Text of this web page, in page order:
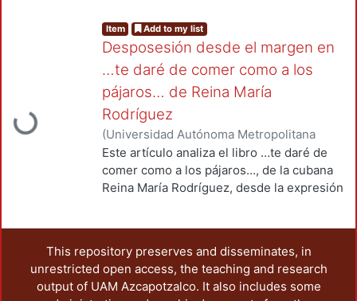
signos de la realidad. Ocurre en una
virtualidad que puede definirse
como la experiencia interactiva de las
personas en el ámbito de los
signos, donde ha sido desplazado el
contacto directo con el otro, así
como con el espacio y tiempo físicos.
Habitar un espacio y un tiempo
sin coordenadas fijas ha ocasionado que la
manera tradicional de
paradigma teatral de
algunas obras mexicanas contemporáneas
mediante el oxímoron
Loading...
Item Add to my list
Desposesión desde el margen en
…te daré de comer como a los
pájaros… de Reina María
Rodríguez
(Universidad Autónoma Metropolitana
(México). Unidad Azcapotzalco. División
de Ciencias Sociales y Humanidades.,
2017-06)Abreu Cornelio, Agustín
Este artículo analiza el libro …te daré de
comer como a los pájaros…, de la cubana
Reina María Rodríguez, desde la expresión
autoras la desposesión ha sido una
característica definidora del rol social
(género o clase) en la sociedad moderna;
This repository preserves and disseminates, in
unrestricted open access, the teaching and research
output of UAM Azcapotzalco. It also includes some